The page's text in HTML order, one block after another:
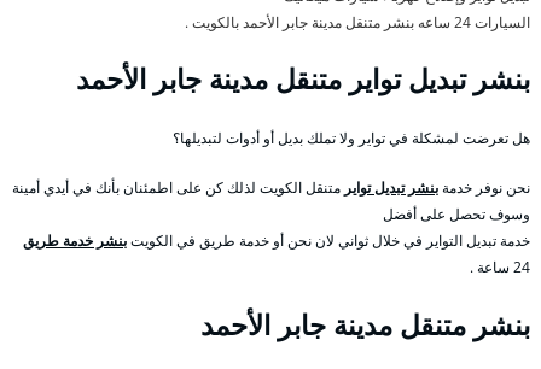
السيارات 24 ساعه بنشر متنقل مدينة جابر الأحمد بالكويت .
بنشر تبديل تواير متنقل مدينة جابر الأحمد
هل تعرضت لمشكلة في تواير ولا تملك بديل أو أدوات لتبديلها؟
نحن نوفر خدمةبنشر تبديل تواير متنقل الكويت لذلك كن على اطمئنان بأنك في أيدي أمينة
وسوف تحصل على أفضل
خدمة تبديل التواير في خلال ثواني لان نحن أو خدمة طريق في الكويتبنشر خدمة طريق
24 ساعة .
بنشر متنقل مدينة جابر الأحمد